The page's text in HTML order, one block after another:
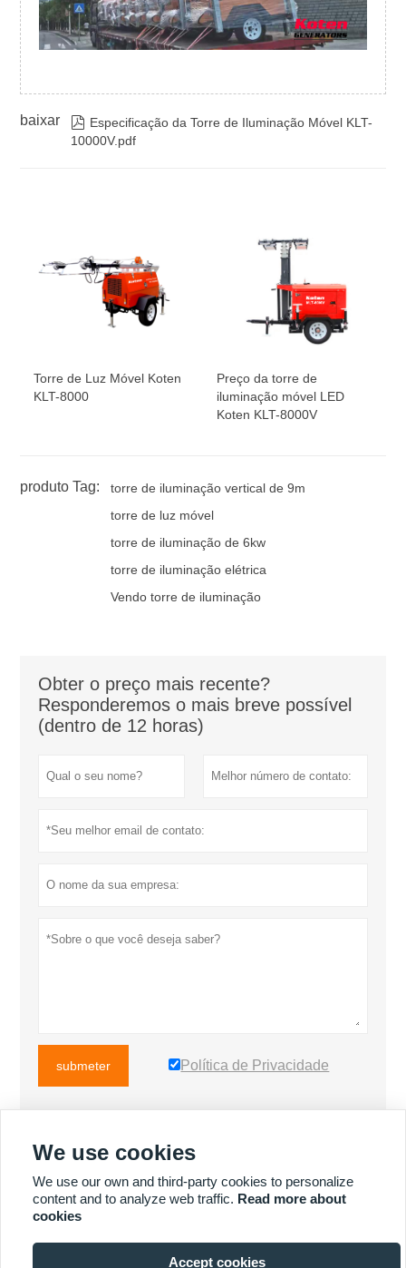
baixar  Especificação da Torre de Iluminação Móvel KLT-
10000V.pdf
Torre de Luz Móvel Koten
KLT-8000
Preço da torre de
iluminação móvel LED
Koten KLT-8000V
produto Tag:
torre de iluminação vertical de 9m
torre de luz móvel
torre de iluminação de 6kw
torre de iluminação elétrica
Vendo torre de iluminação
Obter o preço mais recente?
Responderemos o mais breve possível
(dentro de 12 horas)
submeter Política de Privacidade
We use cookies
We use our own and third-party cookies to personalize
content and to analyze web traffic. Read more about
cookies
Accept cookies